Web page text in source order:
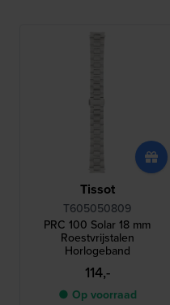
Tissot
T605050809
PRC 100 Solar 18 mm
Roestvrijstalen
Horlogeband
114,-
● Op voorraad